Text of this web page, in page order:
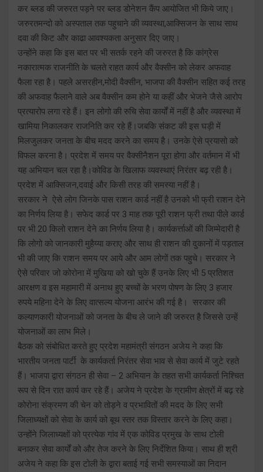
कर ब्लड की जरुरत पड़ने पर ब्लड डोनेशन कैंप आयोजित भी किये जाए।
जरुरतमन्दो को अस्पताल तक पहुचाने की व्यवस्था,आक्सिजन के साथ साथ
दवा की किट और काढा आवश्यकता अनुसार दिए जाए।
उन्होंने कहा कि इस बात पर भी सतर्क रहने की जरुरत है कि कांग्रेस
नकारात्मक राजनीति के चलते राहत कार्य और वैक्सीन को लेकर अफवाह
फैला रहा है। पहले असरहीन,मोदी वैक्सीन, भाजपा की वैक्सीन सहित कई तरह
की अफवाह फैलाने वाले अब वैक्सीन कम होने या कहीं और भेजने जैसे आरोप
प्रत्यारोप लगा रहे हैं। इन लोगो की रुचि सेवा कार्यों में नहीं है और व्यवस्था में
खामिया निकालकर राजनिति कर रहे हैं।जबकि संकट की इस घड़ी में
मिलजुलकर जनता के बीच मदद करने का समय है। उनके ऐसे प्रयासो को
विफल करना है। प्रदेश में समय पर वैक्सीनैशन पूरा होगा और वर्तमान में भी
यह अभियान चल रहा है।कोविड के खिलाफ व्यवस्थाएं निरंतर बढ़ रही है।
प्रदेश में आक्सिजन,दवाई और किसी तरह की समस्या नहीं है।
सरकार ने ऐसे लोग जिनके पास राशन कार्ड नहीं है उनको भी फ्री राशन देने
का निर्णय लिया है। सफेद कार्ड पर 3 माह तक पूरी राशन फ्री तथा पीले कार्ड
पर भी 20 किलो राशन देने का निर्णय लिया है। कार्यकर्त्ताओं की जिम्मेदारी है
कि लोगो को जानकारी मुहैय्या कराए और साथ ही राशन की दुकानों में पड़ताल
भी की जाए कि राशन समय पर आये और आम लोगों तक पहुचे। सरकार ने
ऐसे परिवार जो कोरोना में मुखिया को खो चुके हैं उनके लिए भी 5 प्रतिशत
आरक्षण व इस महामारी में अनाथ हुए बच्चों के भरण पोषण के लिए 3 हजार
रुपये महिना देने के लिए वात्सल्य योजना आरंभ की गई है। सरकार की
कल्याणकारी योजनाओं को जनता के बीच ले जाने की जरुरत है जिससे उन्हें
योजनाओं का लाभ मिले।
बैठक को संबोधित करते हुए प्रदेश महामंत्री संगठन अजेय ने कहा कि
भारतीय जनता पार्टी के कार्यकर्ता निरंतर सेवा भाव से सेवा कार्य में जुटे रहते
हैं। भाजपा द्वारा संगठन ही सेवा – 2 अभियान के तहत सभी कार्यकर्ता निश्चित
रूप से दिन रात कार्य कर रहे हैं। अजेय ने प्रदेश के ग्रामीण क्षेत्रों में बढ़ रहे
कोरोना संक्रमण की चेन को तोड़ने व प्रभावितों की मदद के लिए सभी
जिलाध्यक्षों को सेवा के कार्य को बूथ स्तर तक विस्तार करने के लिए कहा।
उन्होंने जिलाध्यक्षों को प्रत्येक गांव में एक कोविड प्रमुख के साथ टोली
बनाकर सेवा कार्यों को और तेज करने के लिए निर्देशित किया। साथ ही श्री
अजेय ने कहा कि इस टोली के द्वारा बताई गई सभी समस्याओं का निदान